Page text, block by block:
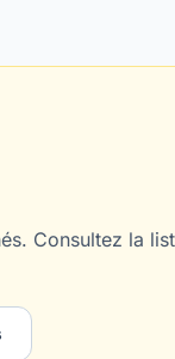
Consultez la